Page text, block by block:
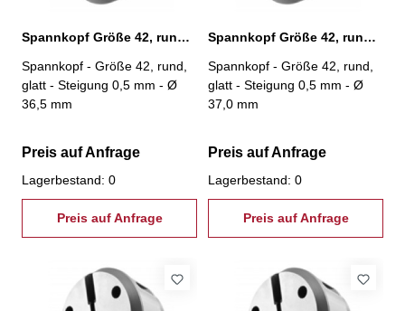
Spannkopf Größe 42, rund, glatt, Ø 36,5 mm
Spannkopf - Größe 42, rund,
glatt - Steigung 0,5 mm - Ø
36,5 mm
Preis auf Anfrage
Lagerbestand: 0
Preis auf Anfrage
Spannkopf Größe 42, rund, glatt, Ø 37,0 mm
Spannkopf - Größe 42, rund,
glatt - Steigung 0,5 mm - Ø
37,0 mm
Preis auf Anfrage
Lagerbestand: 0
Preis auf Anfrage